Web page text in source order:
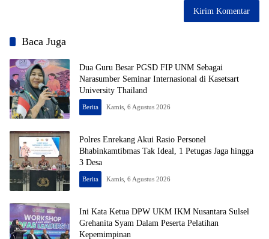
Baca Juga
Dua Guru Besar PGSD FIP UNM Sebagai
Narasumber Seminar Internasional di Kasetsart
University Thailand
Berita Kamis, 6 Agustus 2026
Polres Enrekang Akui Rasio Personel
Bhabinkamtibmas Tak Ideal, 1 Petugas Jaga hingga
3 Desa
Berita Kamis, 6 Agustus 2026
Ini Kata Ketua DPW UKM IKM Nusantara Sulsel
Grehanita Syam Dalam Peserta Pelatihan
Kepemimpinan